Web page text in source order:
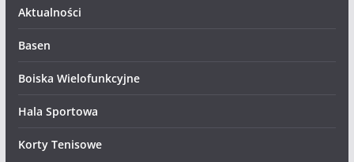
Aktualności
Basen
Boiska Wielofunkcyjne
Hala Sportowa
Korty Tenisowe